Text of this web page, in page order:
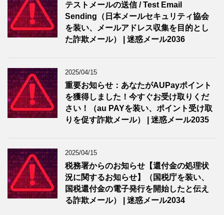
テストメールの送信 / Test Email
Sending（日本メールセキュリティ協会
を装い、メールアドレス収集を目的とし
た詐欺メール） | 迷惑メール2036
2025/04/15
重要お知らせ：あなたがAUPayポイント
を獲得しました！今すぐお受け取りくだ
さい！（au PAYを装い、ポイント受け取
りを促す詐欺メール） | 迷惑メール2035
2025/04/15
税務署からのお知らせ【還付金の処理状
況に関するお知らせ】（国税庁を装い、
国税還付金の電子発行を開始したと伝え
る詐欺メール） | 迷惑メール2034